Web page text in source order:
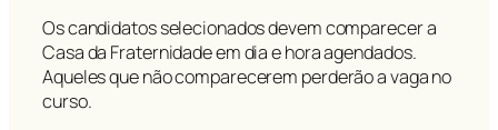
Os candidatos selecionados devem comparecer a
Casa da Fraternidade em dia e hora agendados.
Aqueles que não comparecerem perderão a vaga no
curso.